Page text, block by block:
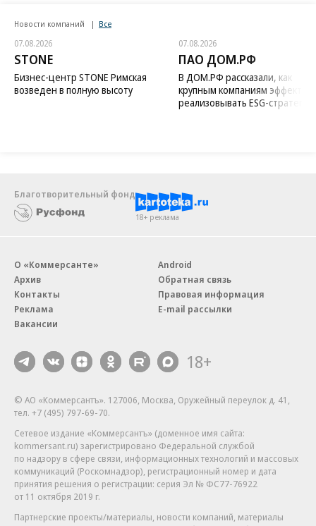
Новости компаний Все
07.08.2026
STONE
Бизнес-центр STONE Римская
возведен в полную высоту
07.08.2026
ПАО ДОМ.РФ
В ДОМ.РФ рассказали, как
крупным компаниям
реализовывать ESG-стратегию
Благотворительный фонд
18+ реклама
О «Коммерсанте»
Архив
Контакты
Реклама
Вакансии
Android
Обратная связь
Правовая информация
E-mail рассылки
18+
© АО «Коммерсантъ». 127006, Москва, Оружейный переулок д. 41,
тел. +7 (495) 797-69-70.
Сетевое издание «Коммерсантъ» (доменное имя сайта:
kommersant.ru) зарегистрировано Федеральной службой
по надзору в сфере связи, информационных технологий и массовых
коммуникаций (Роскомнадзор), регистрационный номер и дата
принятия решения о регистрации: серия Эл № ФС77-76922
от 11 октября 2019 г.
Партнерские проекты/материалы, новости компаний, материалы